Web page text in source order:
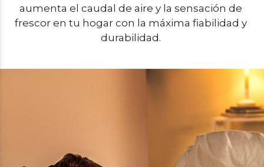
aumenta el caudal de aire y la sensación de
frescor en tu hogar con la máxima fiabilidad y
durabilidad.